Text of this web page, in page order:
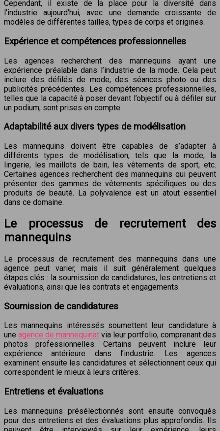
Cependant, il existe de la place pour la diversité dans
l’industrie aujourd’hui, avec une demande croissante de
modèles de différentes tailles, types de corps et origines.
Expérience et compétences professionnelles
Les agences recherchent des mannequins ayant une
expérience préalable dans l’industrie de la mode. Cela peut
inclure des défilés de mode, des séances photo ou des
publicités précédentes. Les compétences professionnelles,
telles que la capacité à poser devant l’objectif ou à défiler sur
un podium, sont prises en compte.
Adaptabilité aux divers types de modélisation
Les mannequins doivent être capables de s’adapter à
différents types de modélisation, tels que la mode, la
lingerie, les maillots de bain, les vêtements de sport, etc.
Certaines agences recherchent des mannequins qui peuvent
présenter des gammes de vêtements spécifiques ou des
produits de beauté. La polyvalence est un atout essentiel
dans ce domaine.
Le processus de recrutement des
mannequins
Le processus de recrutement des mannequins dans une
agence peut varier, mais il suit généralement quelques
étapes clés : la soumission de candidatures, les entretiens et
évaluations, ainsi que les contrats et engagements.
Soumission de candidatures
Les mannequins intéressés soumettent leur candidature à
une agence de mannequinat via leur portfolio, comprenant des
photos professionnelles. Certains peuvent inclure leur
expérience antérieure dans l’industrie. Les agences
examinent ensuite les candidatures et sélectionnent ceux qui
correspondent le mieux à leurs critères.
Entretiens et évaluations
Les mannequins présélectionnés sont ensuite convoqués
pour des entretiens et des évaluations plus approfondis. Ils